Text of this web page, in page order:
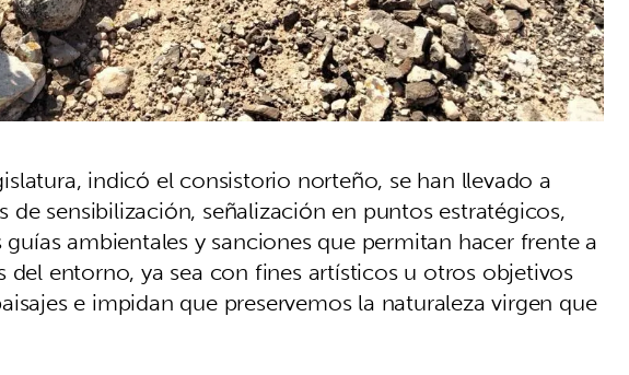
indicó el consistorio norteño, se han llevado a
de sensibilización, señalización en puntos estratégicos,
ambientales y sanciones que permitan hacer frente a
del entorno, ya sea con fines artísticos u otros objetivos
e impidan que preservemos la naturaleza virgen que